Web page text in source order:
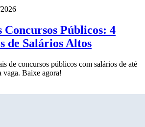
Públicos: 4
de Salários Altos
de concursos públicos com salários de até
vaga. Baixe agora!